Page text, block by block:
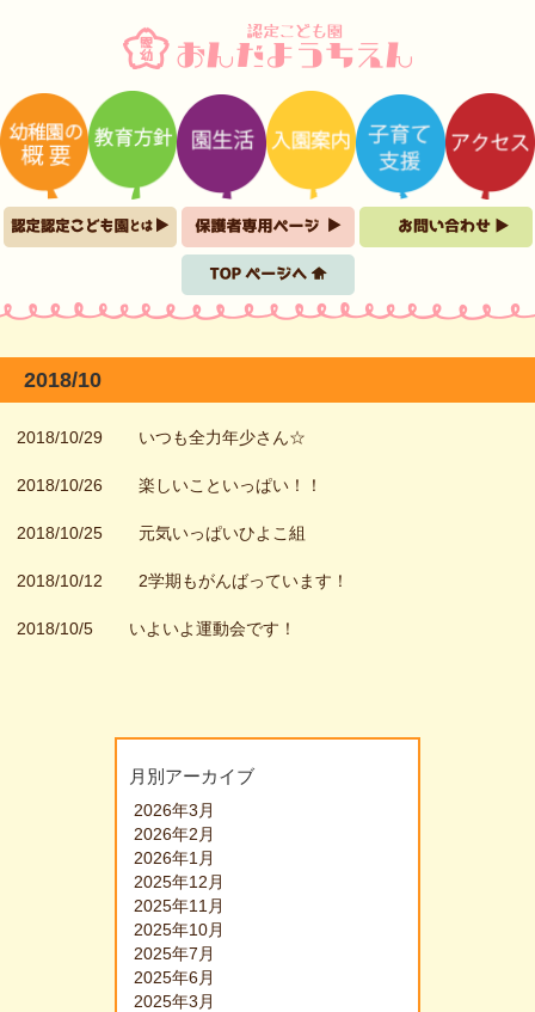
2018/10
2018/10/29 いつも全力年少さん☆
2018/10/26 楽しいこといっぱい！！
2018/10/25 元気いっぱいひよこ組
2018/10/12 2学期もがんばっています！
2018/10/5 いよいよ運動会です！
月別アーカイブ
2026年3月
2026年2月
2026年1月
2025年12月
2025年11月
2025年10月
2025年7月
2025年6月
2025年3月